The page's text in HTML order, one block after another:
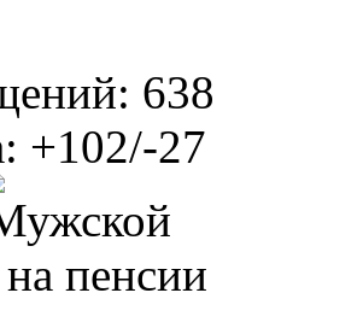
638
+102/-27
пенсии